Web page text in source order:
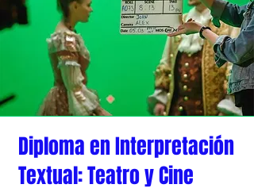
Diploma en Interpretación
Textual: Teatro y Cine